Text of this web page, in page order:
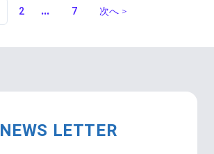
2 ...More pages
7 次へ ＞
NEWS LETTER